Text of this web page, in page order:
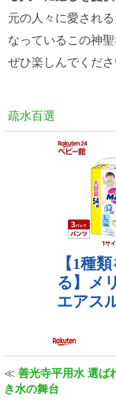
元の人々に愛され
なっているこの神
ぜひ楽しんでくださ
疏水百選
≪ 善光寺平用水 選ば
き水の舞台